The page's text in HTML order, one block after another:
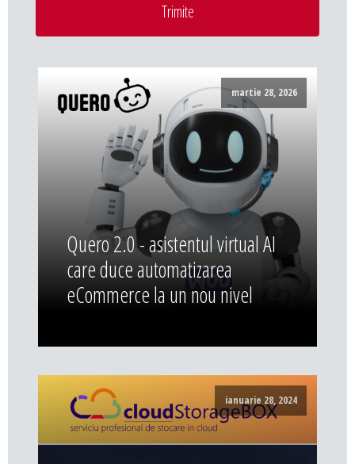
Trimite
martie 28, 2026
Quero 2.0 - asistentul virtual AI
care duce automatizarea
eCommerce la un nou nivel
ianuarie 28, 2024